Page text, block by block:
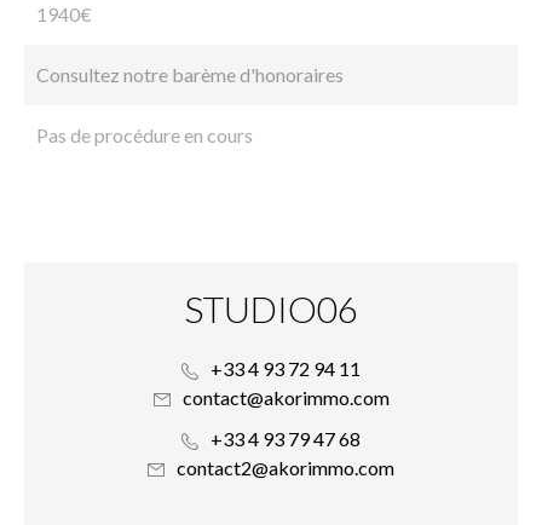
1940€
Consultez notre barème d'honoraires
Pas de procédure en cours
STUDIO06
+33 4 93 72 94 11
contact@akorimmo.com
+33 4 93 79 47 68
contact2@akorimmo.com